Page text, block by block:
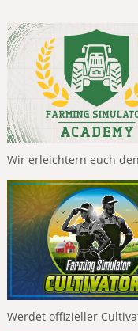
Wir erleichtern euch
Werdet offizieller